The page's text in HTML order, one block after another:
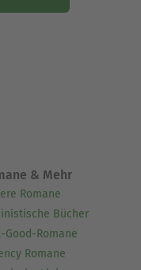
& Mehr
Romane
Bücher
Good-Romane
Romane